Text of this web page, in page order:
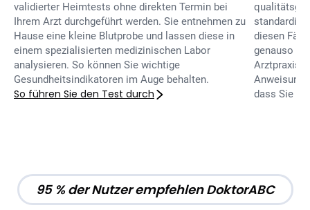
validierter Heimtests ohne direkten Termin bei
Ihrem Arzt durchgeführt werden. Sie entnehmen zu
Hause eine kleine Blutprobe und lassen diese in
einem spezialisierten medizinischen Labor
analysieren. So können Sie wichtige
Gesundheitsindikatoren im Auge behalten.
So führen Sie den Test durch
diesen
genauso
Arztpraxis.
dass Sie
95 % der Nutzer empfehlen DoktorABC